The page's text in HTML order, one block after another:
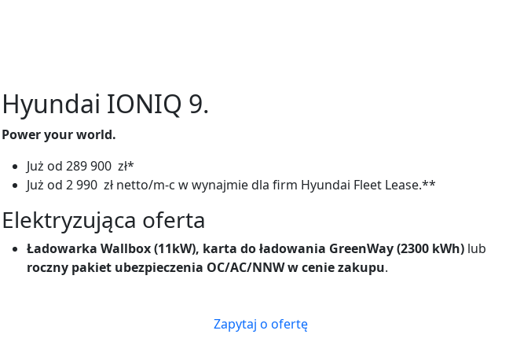
Hyundai IONIQ 9.
Power your world.
Już od 289 900 zł*
Już od 2 990 zł netto/m-c w wynajmie dla firm Hyundai Fleet Lease.**
Elektryzująca oferta
Ładowarka Wallbox (11kW), karta do ładowania GreenWay (2300 kWh) lub
roczny pakiet ubezpieczenia OC/AC/NNW w cenie zakupu.
Zapytaj o ofertę